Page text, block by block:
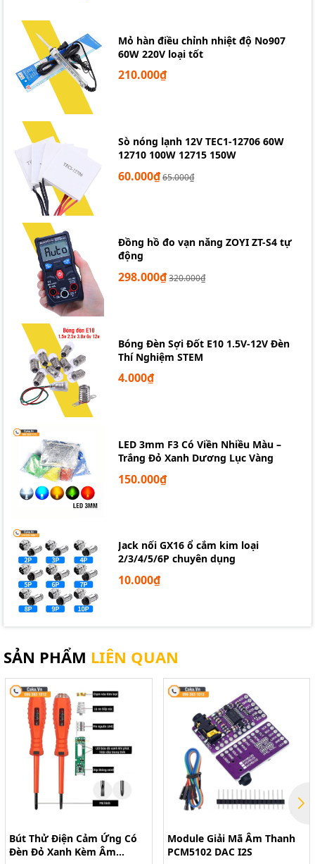
Mỏ hàn điều chỉnh nhiệt độ No907
60W 220V loại tốt
210.000₫
Sò nóng lạnh 12V TEC1-12706 60W
12710 100W 12715 150W
60.000₫65.000₫
Đồng hồ đo vạn năng ZOYI ZT-S4 tự
động
298.000₫320.000₫
Bóng Đèn Sợi Đốt E10 1.5V-12V Đèn
Thí Nghiệm STEM
4.000₫
LED 3mm F3 Có Viền Nhiều Màu –
Trắng Đỏ Xanh Dương Lục Vàng
150.000₫
Jack nối GX16 ổ cắm kim loại
2/3/4/5/6P chuyên dụng
10.000₫
SẢN PHẨM LIÊN QUAN
Bút Thử Điện Cảm Ứng Có
Đèn Đỏ Xanh Kèm Âm
Module Giải Mã Âm Thanh
PCM5102 DAC I2S